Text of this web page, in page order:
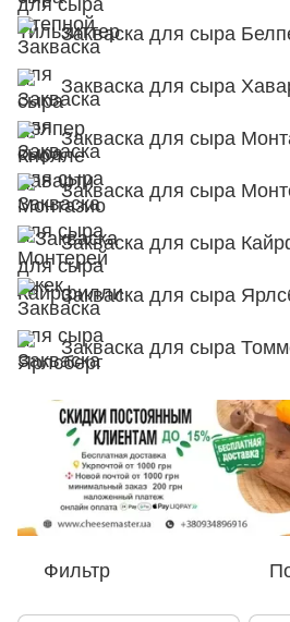
Закваска для сыра
Закваска для сыра
Закваска для сыра
Закваска для сыра
Закваска для сыра
Закваска для сыра
Закваска для сыра
Фильтр